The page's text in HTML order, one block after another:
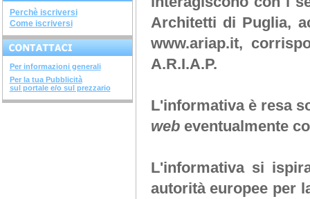
avviato il corso di 28 ore...
SISTEMI COSTRUTTIVI...
terminato il corso di 32 ore...
NUOVI DECRETI SU...
terminato il...
METODOLOGIE...
terminato il corso di 28...
SOVRASTRUTTURE...
terminato il corso di 12 ore...
Perchè iscriversi
Come iscriversi
Per informazioni generali
Per la tua Pubblicità
sul portale e/o sul prezzario
Architetti di Puglia,
www.ariap.it,
A.R.I.A.P.
L'informativa è resa
webeventualmente
L'informativa si
autorità europee per